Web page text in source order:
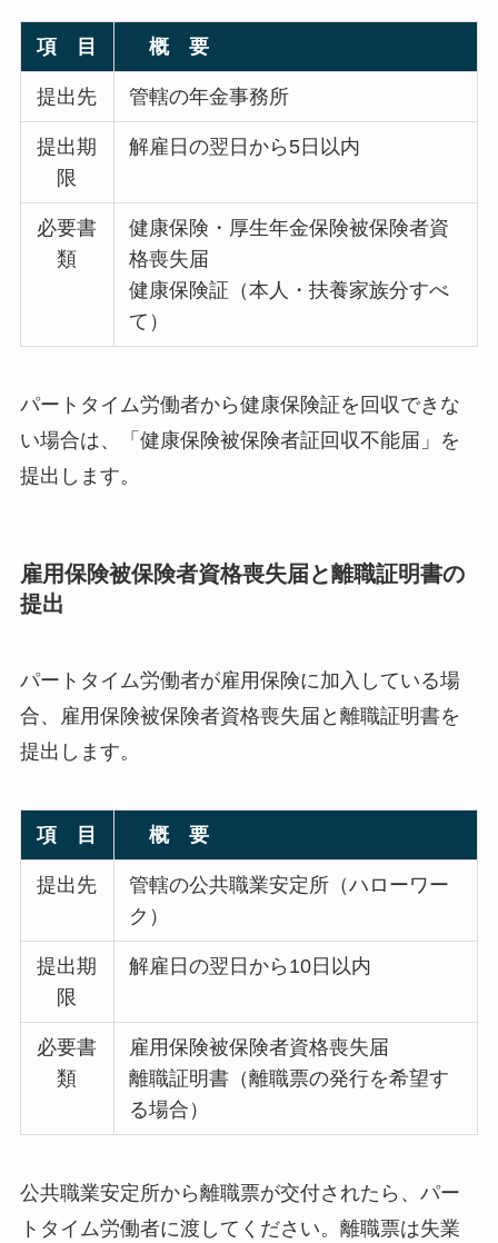
項 目 概 要
提出先 管轄の年金事務所
提出期
限
解雇日の翌日から5日以内
必要書
類
健康保険・厚生年金保険被保険者資
格喪失届
健康保険証（本人・扶養家族分すべ
て）
パートタイム労働者から健康保険証を回収できな
い場合は、「健康保険被保険者証回収不能届」を
提出します。
雇用保険被保険者資格喪失届と離職証明書の
提出
パートタイム労働者が雇用保険に加入している場
合、雇用保険被保険者資格喪失届と離職証明書を
提出します。
項 目 概 要
提出先
管轄の公共職業安定所（ハローワー
ク）
提出期
限
解雇日の翌日から10日以内
必要書
類
雇用保険被保険者資格喪失届
離職証明書（離職票の発行を希望す
る場合）
公共職業安定所から離職票が交付されたら、パー
トタイム労働者に渡してください。離職票は失業